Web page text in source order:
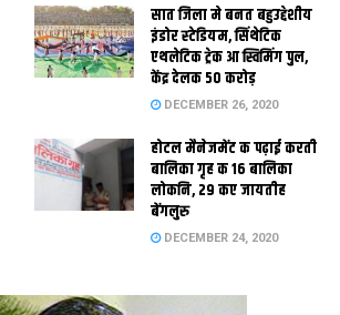
सात जिला मे बनत बहुउद्देशीय
इंडोर स्‍टेडि‍यम, सिंथेटिक
एथलेटिक ट्रेक आ स्विमिंग पुल,
केंद्र देलक 50 करोड़
DECEMBER 26, 2020
होटल मैनेजमेंट क पढ़ाई करती
बालिका गृह क 16 बालिका
लोकनि, 29 कए जायतीह
बेंगलुरु
DECEMBER 24, 2020